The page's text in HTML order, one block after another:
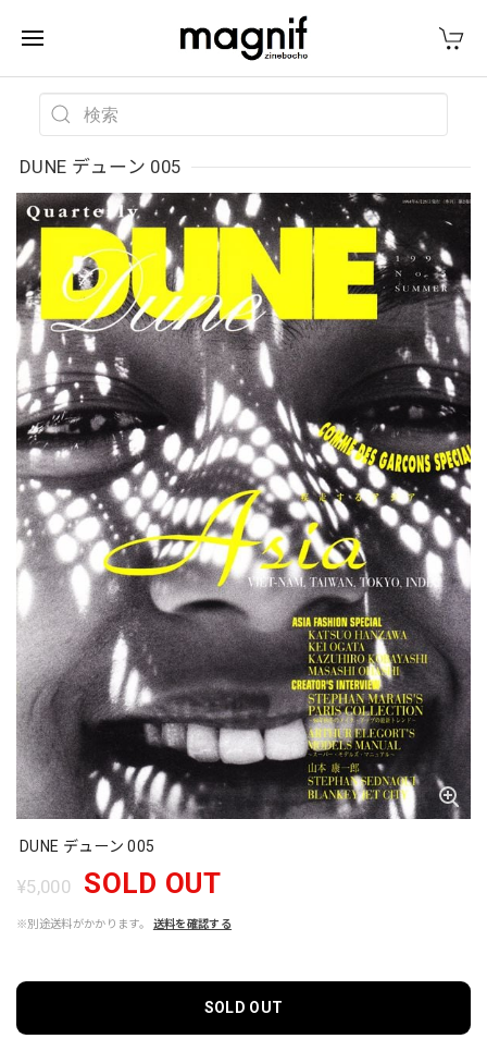
DUNE デューン 005
DUNE デューン 005
¥5,000 SOLD OUT
※別途送料がかかります。 送料を確認する
SOLD OUT